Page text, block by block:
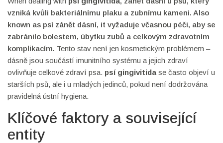
vzniká kvůli bakteriálnímu plaku a zubnímu kameni. Also
known as psí zánět dásní, it vyžaduje včasnou péči, aby se
zabránilo bolestem, úbytku zubů a celkovým zdravotním
komplikacím. Tento stav není jen kosmetickým problémem –
dásně jsou součástí imunitního systému a jejich zdraví
ovlivňuje celkové zdraví psa. psí gingivitida se často objeví u
starších psů, ale i u mladých jedinců, pokud není dodržována
pravidelná ústní hygiena.
Klíčové faktory a související
entity